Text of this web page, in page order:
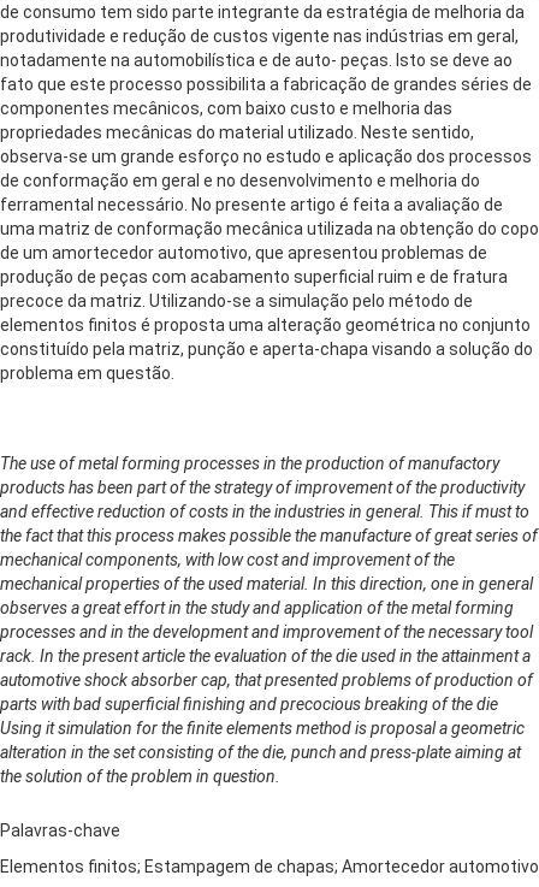
de consumo tem sido parte integrante da estratégia de melhoria da
produtividade e redução de custos vigente nas indústrias em geral,
notadamente na automobilística e de auto- peças. Isto se deve ao
fato que este processo possibilita a fabricação de grandes séries de
componentes mecânicos, com baixo custo e melhoria das
propriedades mecânicas do material utilizado. Neste sentido,
observa-se um grande esforço no estudo e aplicação dos processos
de conformação em geral e no desenvolvimento e melhoria do
ferramental necessário. No presente artigo é feita a avaliação de
uma matriz de conformação mecânica utilizada na obtenção do copo
de um amortecedor automotivo, que apresentou problemas de
produção de peças com acabamento superficial ruim e de fratura
precoce da matriz. Utilizando-se a simulação pelo método de
elementos finitos é proposta uma alteração geométrica no conjunto
constituído pela matriz, punção e aperta-chapa visando a solução do
problema em questão.
The use of metal forming processes in the production of manufactory
products has been part of the strategy of improvement of the productivity
and effective reduction of costs in the industries in general. This if must to
the fact that this process makes possible the manufacture of great series of
mechanical components, with low cost and improvement of the
mechanical properties of the used material. In this direction, one in general
observes a great effort in the study and application of the metal forming
processes and in the development and improvement of the necessary tool
rack. In the present article the evaluation of the die used in the attainment a
automotive shock absorber cap, that presented problems of production of
parts with bad superficial finishing and precocious breaking of the die
Using it simulation for the finite elements method is proposal a geometric
alteration in the set consisting of the die, punch and press-plate aiming at
the solution of the problem in question.
Palavras-chave
Elementos finitos; Estampagem de chapas; Amortecedor automotivo